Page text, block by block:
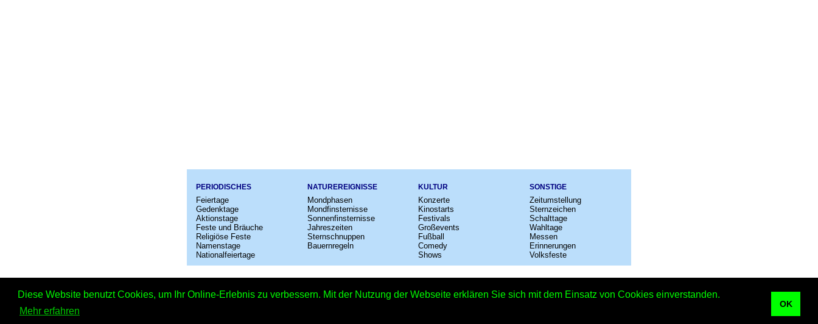
Diese Website benutzt Cookies, um Ihr Online-Erlebnis zu verbessern. Mit der Nutzung der Webseite erklären Sie sich mit dem Einsatz von Cookies einverstanden.
Mehr erfahren
OK
PERIODISCHES
Feiertage
Gedenktage
Aktionstage
Feste und Bräuche
Religiöse Feste
Namenstage
Nationalfeiertage
NATUREREIGNISSE
Mondphasen
Mondfinsternisse
Sonnenfinsternisse
Jahreszeiten
Sternschnuppen
Bauernregeln
KULTUR
Konzerte
Kinostarts
Festivals
Großevents
Fußball
Comedy
Shows
SONSTIGE
Zeitumstellung
Sternzeichen
Schalttage
Wahltage
Messen
Erinnerungen
Volksfeste
Tag der Schachtelsätze 2027 - 25.02.2027 – Copyright © 2026 Kleiner Kalender